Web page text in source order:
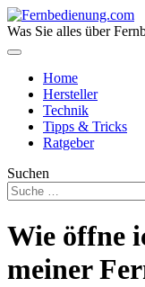
Was Sie alles über
Home
Hersteller
Technik
Tipps & Tricks
Ratgeber
Suchen
Wie öffne
meiner